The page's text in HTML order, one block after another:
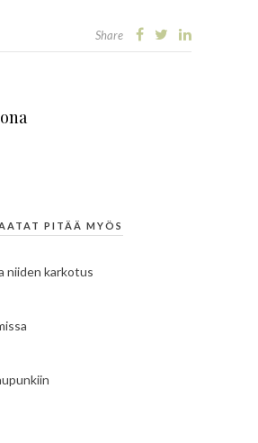
Share
PITÄÄ MYÖS
niiden karkotus